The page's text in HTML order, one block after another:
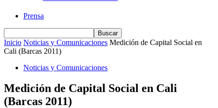
Prensa
Inicio Noticias y Comunicaciones Medición de Capital Social en
Cali (Barcas 2011)
Noticias y Comunicaciones
Medición de Capital Social en Cali
(Barcas 2011)